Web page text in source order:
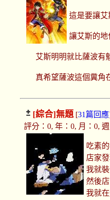
這是要讓
讓艾斯的
艾斯明明就比薩波有
真希望薩波這個糞角
[綜合]無題 [31篇回應
評分：0, 年：0, 月：0,
吃素
店家
我就
然後
我就